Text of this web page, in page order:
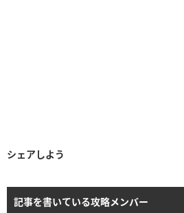
シェアしよう
記事を書いている攻略メンバー